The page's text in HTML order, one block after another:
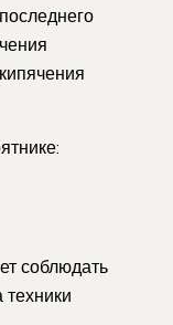
соблюдать